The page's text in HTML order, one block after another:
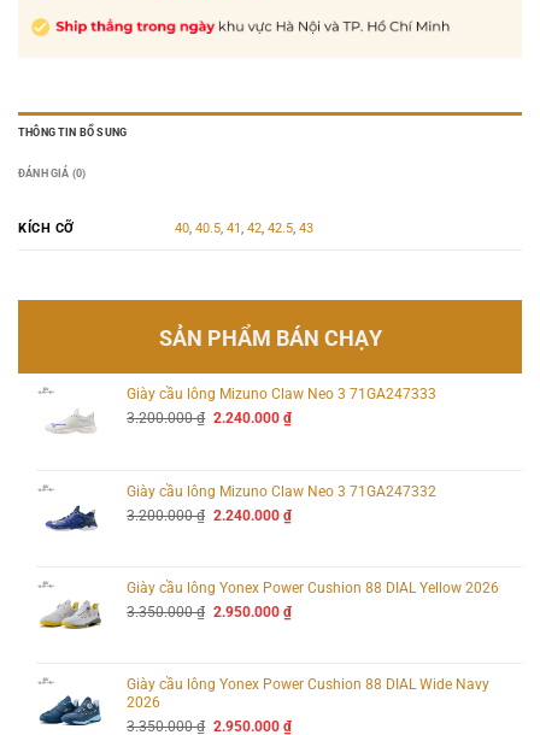
THÔNG TIN BỔ SUNG
ĐÁNH GIÁ (0)
KÍCH CỠ 40,40.5,41,42,42.5,43
SẢN PHẨM BÁN CHẠY
Giày cầu lông Mizuno Claw Neo 3 71GA247333
3.200.000₫ Giá
2.240.000 ₫Giá
2.240.000 ₫.
Giày cầu lông Mizuno Claw Neo 3 71GA247332
3.200.000₫ Giá
2.240.000 ₫Giá
2.240.000 ₫.
Giày cầu lông Yonex Power Cushion 88 DIAL Yellow 2026
3.350.000₫ Giá
2.950.000 ₫Giá
2.950.000 ₫.
Giày cầu lông Yonex Power Cushion 88 DIAL Wide Navy
2026
3.350.000₫ Giá
2.950.000 ₫Giá